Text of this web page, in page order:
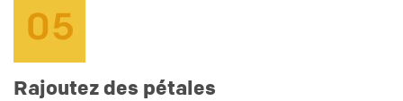
Rajoutez des pétales